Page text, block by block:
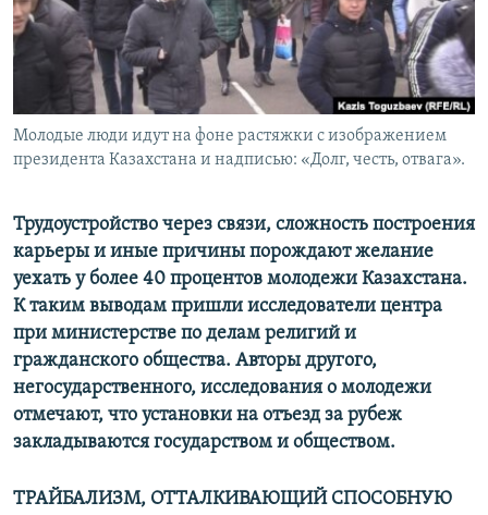
Молодые люди идут на фоне растяжки с изображением
президента Казахстана и надписью: «Долг, честь, отвага».
Трудоустройство через связи, сложность построения
карьеры и иные причины порождают желание
уехать у более 40 процентов молодежи Казахстана.
К таким выводам пришли исследователи центра
при министерстве по делам религий и
гражданского общества. Авторы другого,
негосударственного, исследования о молодежи
отмечают, что установки на отъезд за рубеж
закладываются государством и обществом.
ТРАЙБАЛИЗМ, ОТТАЛКИВАЮЩИЙ СПОСОБНУЮ